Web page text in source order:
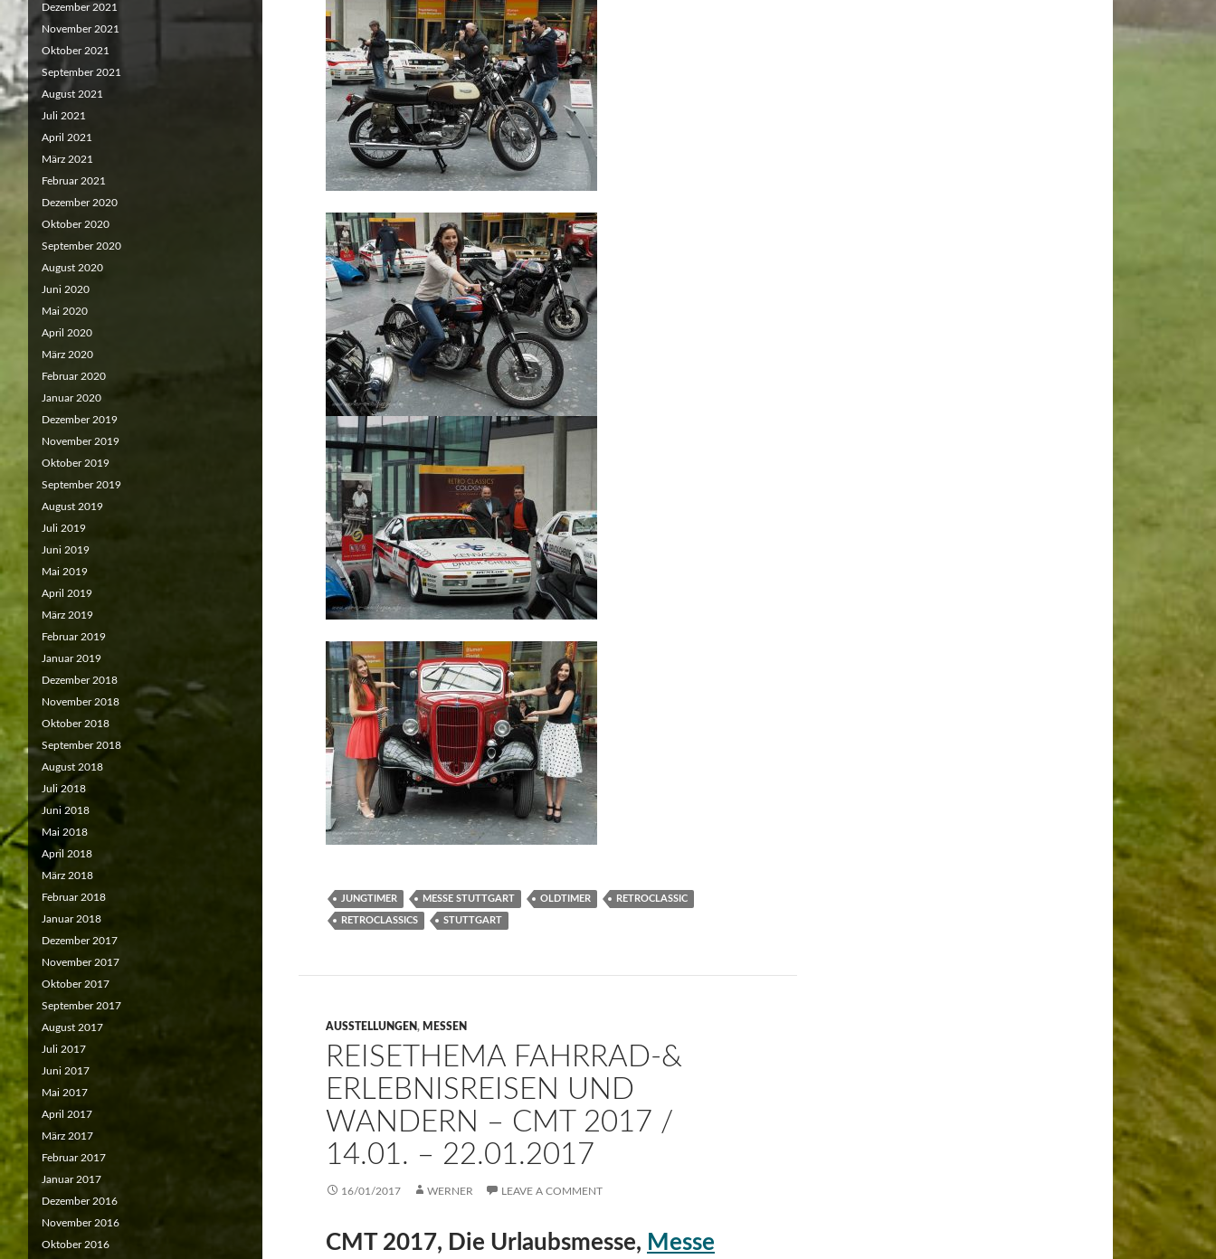
JUNGTIMER MESSE STUTTGART OLDTIMER RETROCLASSIC
RETROCLASSICS STUTTGART
AUSSTELLUNGEN, MESSEN
REISETHEMA FAHRRAD-&
ERLEBNISREISEN UND
WANDERN – CMT 2017 /
14.01. – 22.01.2017
16/01/2017 WERNER LEAVE A COMMENT
CMT 2017, Die Urlaubsmesse, Messe
Dezember 2021
November 2021
Oktober 2021
September 2021
August 2021
Juli 2021
April 2021
März 2021
Februar 2021
Dezember 2020
Oktober 2020
September 2020
August 2020
Juni 2020
Mai 2020
April 2020
März 2020
Februar 2020
Januar 2020
Dezember 2019
November 2019
Oktober 2019
September 2019
August 2019
Juli 2019
Juni 2019
Mai 2019
April 2019
März 2019
Februar 2019
Januar 2019
Dezember 2018
November 2018
Oktober 2018
September 2018
August 2018
Juli 2018
Juni 2018
Mai 2018
April 2018
März 2018
Februar 2018
Januar 2018
Dezember 2017
November 2017
Oktober 2017
September 2017
August 2017
Juli 2017
Juni 2017
Mai 2017
April 2017
März 2017
Februar 2017
Januar 2017
Dezember 2016
November 2016
Oktober 2016